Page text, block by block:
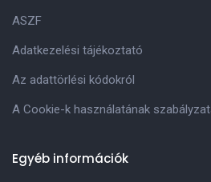
ASZF
Adatkezelési tájékoztató
Az adattörlési kódokról
A Cookie-k használatának
Egyéb információk